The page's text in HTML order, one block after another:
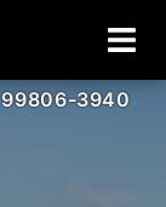
99806-3940